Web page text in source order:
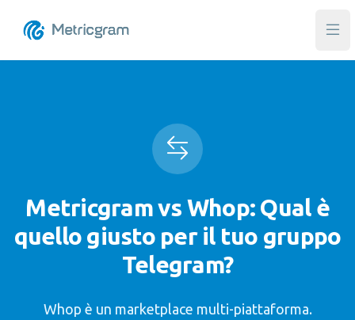
Metricgram vs Whop: Qual è
quello giusto per il tuo gruppo
Telegram?
Whop è un marketplace multi-piattaforma.